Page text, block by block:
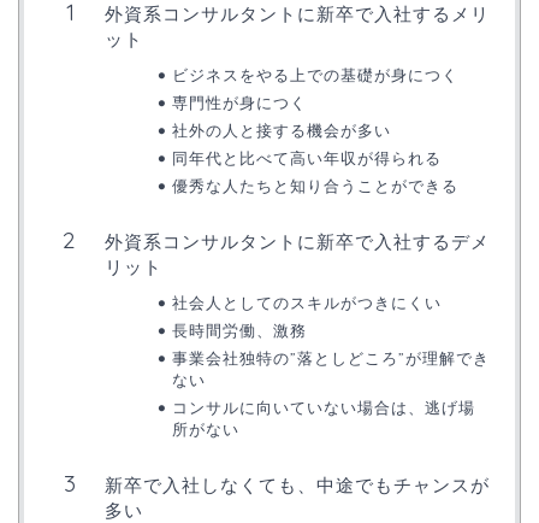
外資系コンサルタントに新卒で入社するメリ
ット
ビジネスをやる上での基礎が身につく
専門性が身につく
社外の人と接する機会が多い
同年代と比べて高い年収が得られる
優秀な人たちと知り合うことができる
外資系コンサルタントに新卒で入社するデメ
リット
社会人としてのスキルがつきにくい
長時間労働、激務
事業会社独特の”落としどころ”が理解でき
ない
コンサルに向いていない場合は、逃げ場
所がない
新卒で入社しなくても、中途でもチャンスが
多い